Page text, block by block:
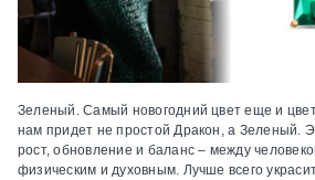
Зеленый. Самый новогодний цвет еще и
нам придет не простой Дракон, а Зеленый.
рост, обновление и баланс – между
физическим и духовным. Лучше всего